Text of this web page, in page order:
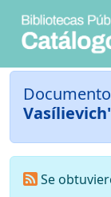
Se